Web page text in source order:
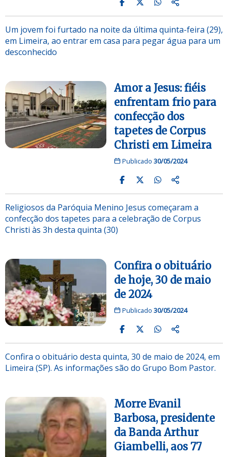
Um jovem foi furtado na noite da última quinta-feira (29),
em Limeira, ao entrar em casa para pegar água para um
desconhecido
Amor a Jesus: fiéis
enfrentam frio para
confecção dos
tapetes de Corpus
Christi em Limeira
Publicado 30/05/2024
Religiosos da Paróquia Menino Jesus começaram a
confecção dos tapetes para a celebração de Corpus
Christi às 3h desta quinta (30)
Confira o obituário
de hoje, 30 de maio
de 2024
Publicado 30/05/2024
Confira o obituário desta quinta, 30 de maio de 2024, em
Limeira (SP). As informações são do Grupo Bom Pastor.
Morre Evanil
Barbosa, presidente
da Banda Arthur
Giambelli, aos 77